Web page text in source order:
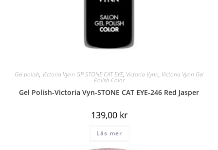
Gel polish, Victoria Vynn GP STONE CAT EYE, Victoria Vynn, Victoria Vynn Gel
Polish Color
Gel Polish-Victoria Vyn-STONE CAT EYE-246 Red Jasper
139,00 kr
Läs mer